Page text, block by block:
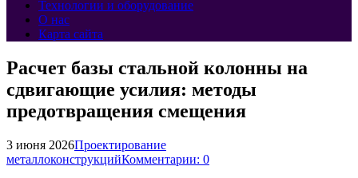
Технологии и оборудование
О нас
Карта сайта
Расчет базы стальной колонны на
сдвигающие усилия: методы
предотвращения смещения
3 июня 2026Проектирование
металлоконструкцийКомментарии: 0